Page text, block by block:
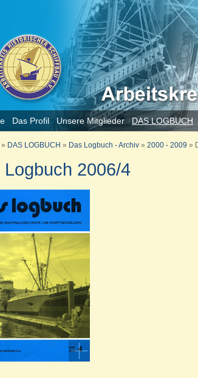
Das Profil Unsere Mitglieder DAS LOGBUCH
» DAS LOGBUCH » Das Logbuch - Archiv » 2000 - 2009 »
Logbuch 2006/4